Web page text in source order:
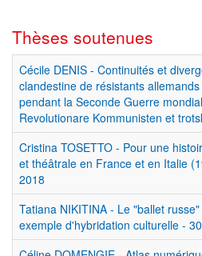
Thèses soutenues
Cécile DENIS - Continuités et
clandestine de résistants
pendant la Seconde Guerre
Revolutionare Kommunisten et
Cristina TOSETTO - Pour une
et théâtrale en France et en Italie
2018
Tatiana NIKITINA - Le "ballet
exemple d'hybridation culturelle -